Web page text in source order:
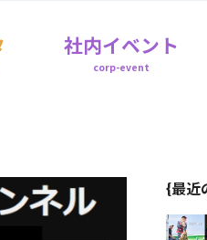
社内イベント
corp-event
{最近